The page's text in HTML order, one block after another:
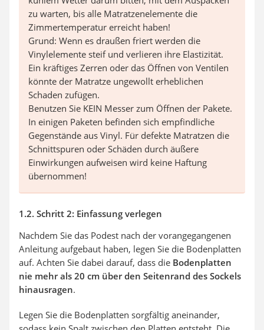
zu warten, bis alle Matratzenelemente die
Zimmertemperatur erreicht haben!
Grund: Wenn es draußen friert werden die
Vinylelemente steif und verlieren ihre Elastizität.
Ein kräftiges Zerren oder das Öffnen von Ventilen
könnte der Matratze ungewollt erheblichen
Schaden zufügen.
Benutzen Sie KEIN Messer zum Öffnen der Pakete.
In einigen Paketen befinden sich empfindliche
Gegenstände aus Vinyl. Für defekte Matratzen die
Schnittspuren oder Schäden durch äußere
Einwirkungen aufweisen wird keine Haftung
übernommen!
1.2. Schritt 2: Einfassung verlegen
Nachdem Sie das Podest nach der vorangegangenen
Anleitung aufgebaut haben, legen Sie die Bodenplatten
auf. Achten Sie dabei darauf, dass die Bodenplatten
nie mehr als 20 cm über den Seitenrand des Sockels
hinausragen.
Legen Sie die Bodenplatten sorgfältig aneinander,